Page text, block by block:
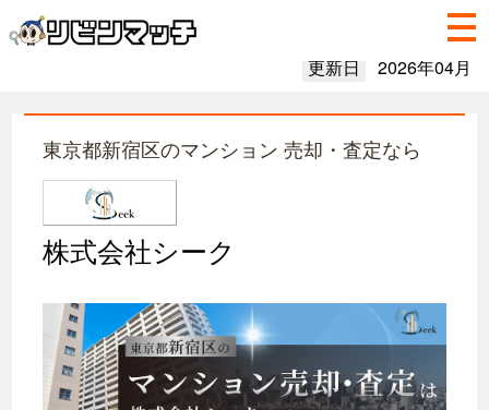
更新日 2026年04月
東京都新宿区のマンション 売却・査定なら
株式会社シーク